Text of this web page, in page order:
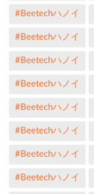
#Beetechハノイ
#Beetechハノイ
#Beetechハノイ
#Beetechハノイ
#Beetechハノイ
#Beetechハノイ
#Beetechハノイ
#Beetechハノイ